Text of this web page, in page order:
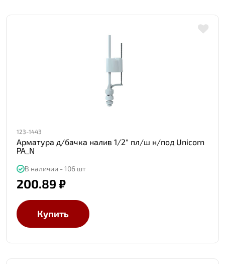
123-1443
Арматура д/бачка налив 1/2" пл/ш н/под Unicorn
PA_N
В наличии - 106 шт
200.89 ₽
Купить